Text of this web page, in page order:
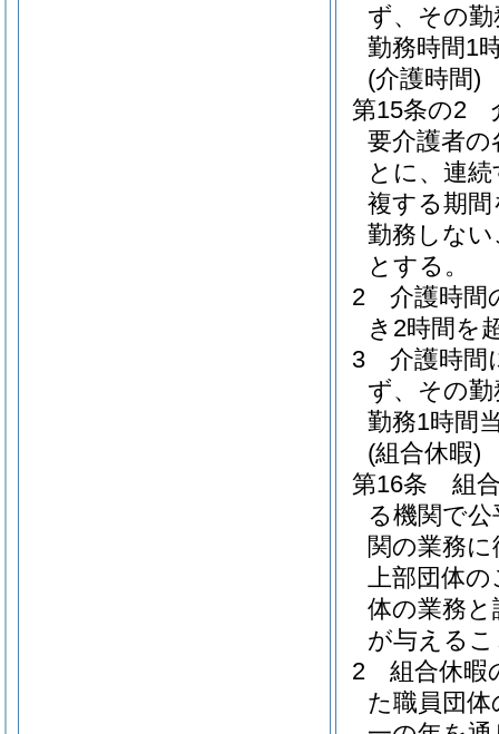
ず、その
勤務時間1
(介護時間)
第15条の2
要介護者
とに、連
複する期
勤務しな
とする。
2
介護時間
き2時間を
3
介護時間
ず、その
勤務1時間
(組合休暇)
第16条
組
る機関で
関の業務
上部団体
体の業務
が与える
2
組合休暇
た職員団